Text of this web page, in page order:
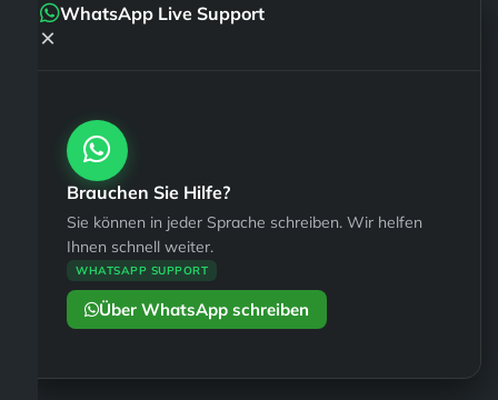
WhatsApp Live Support
×
Brauchen Sie Hilfe?
Sie können in jeder Sprache schreiben. Wir helfen
Ihnen schnell weiter.
WHATSAPP SUPPORT
Über WhatsApp schreiben